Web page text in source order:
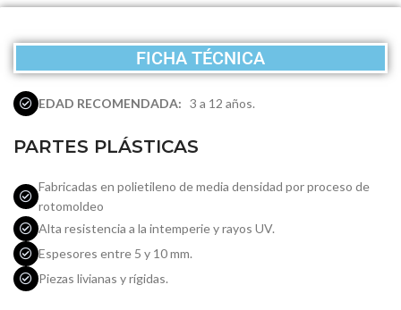
FICHA TÉCNICA
EDAD RECOMENDADA: 3 a 12 años.
PARTES PLÁSTICAS
Fabricadas en polietileno de media densidad por proceso de
rotomoldeo
Alta resistencia a la intemperie y rayos UV.
Espesores entre 5 y 10 mm.
Piezas livianas y rígidas.